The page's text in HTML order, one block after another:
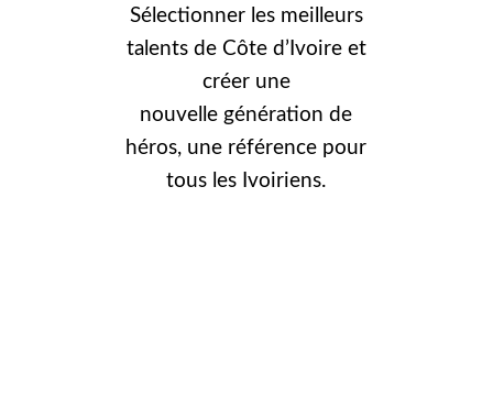
Sélectionner les meilleurs
talents de Côte d’Ivoire et
créer une
nouvelle génération de
héros, une référence pour
tous les Ivoiriens.